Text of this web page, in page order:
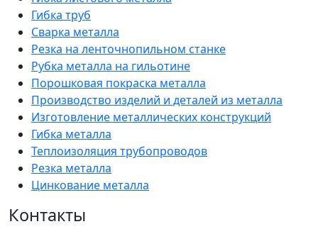
Гибка труб
Сварка металла
Резка на ленточнопильном станке
Рубка металла на гильотине
Порошковая покраска металла
Производство изделий и деталей из металла
Изготовление металлических конструкций
Гибка металла
Теплоизоляция трубопроводов
Резка металла
Цинкование металла
Контакты